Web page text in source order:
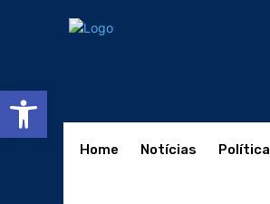
Home Notícias Política
Abrir a barra de ferramentas